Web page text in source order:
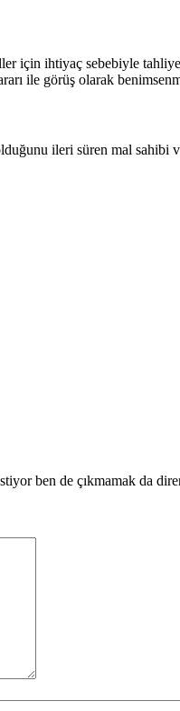
için ihtiyaç sebebiyle
ile görüş olarak
ileri süren mal
ben de çıkmamak da